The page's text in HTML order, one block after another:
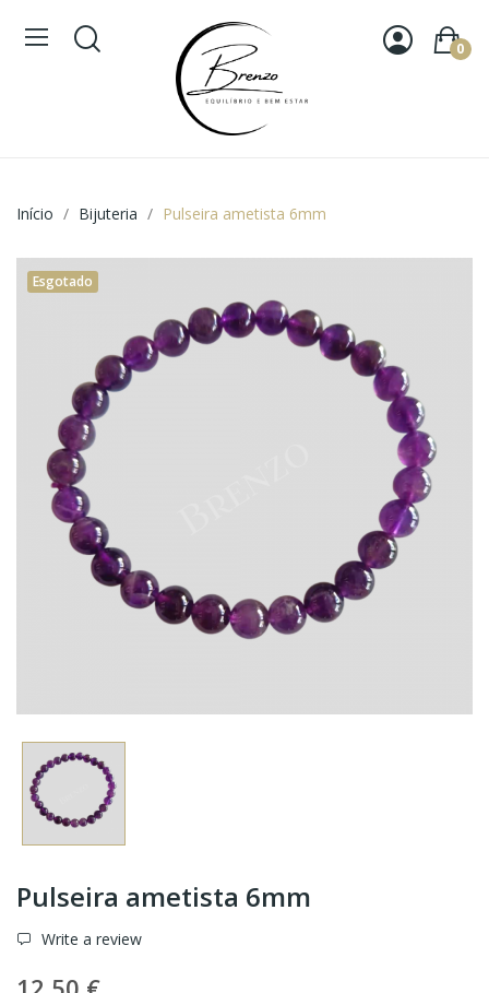
0
Início Bijuteria Pulseira ametista 6mm
Esgotado
Pulseira ametista 6mm
Write a review